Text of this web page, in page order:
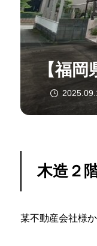
【福
木造２
某不動産会社様